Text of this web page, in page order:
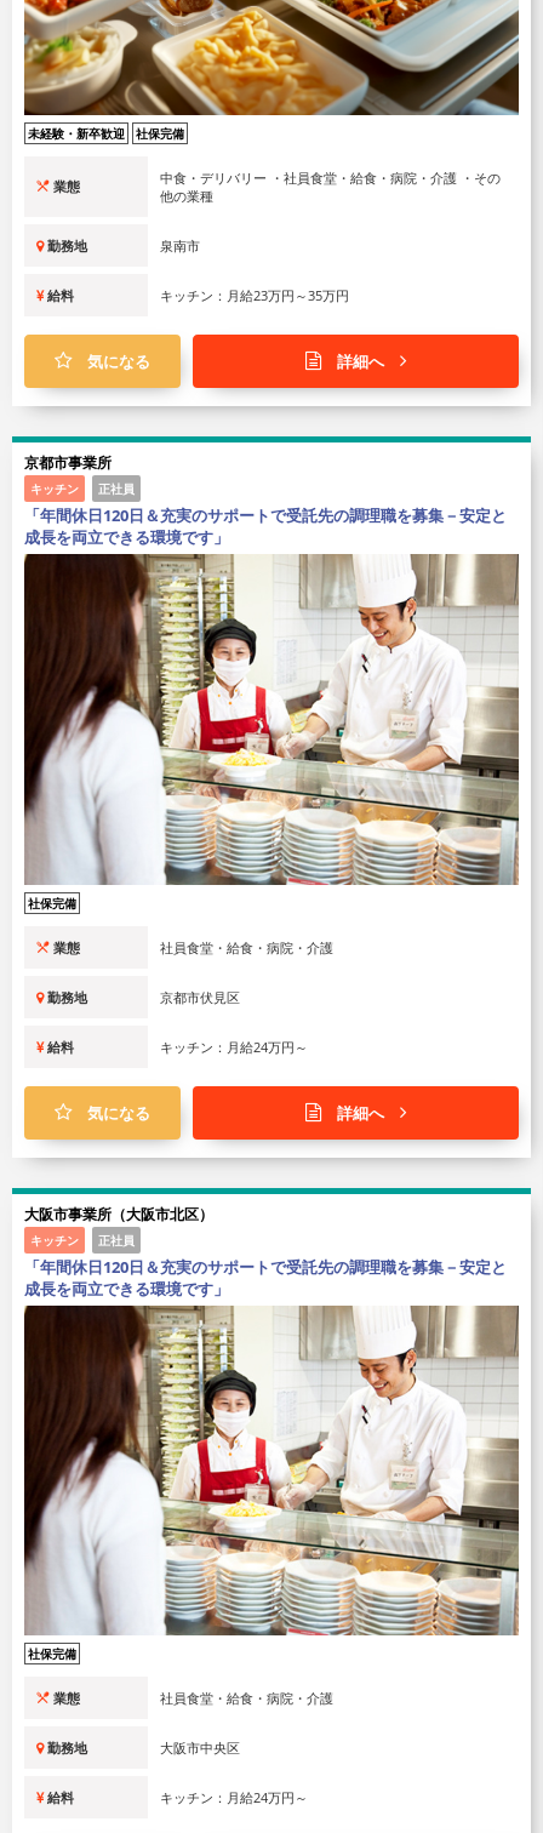
未経験・新卒歓迎 社保完備
業態
中食・デリバリー ・社員食堂・給食・病院・介護 ・その
他の業種
勤務地 泉南市
給料 キッチン：月給23万円～35万円
気になる 詳細へ
京都市事業所
キッチン 正社員
「年間休日120日＆充実のサポートで受託先の調理職を募集－安定と
成長を両立できる環境です」
社保完備
業態 社員食堂・給食・病院・介護
勤務地 京都市伏見区
給料 キッチン：月給24万円～
気になる 詳細へ
大阪市事業所（大阪市北区）
キッチン 正社員
「年間休日120日＆充実のサポートで受託先の調理職を募集－安定と
成長を両立できる環境です」
社保完備
業態 社員食堂・給食・病院・介護
勤務地 大阪市中央区
給料 キッチン：月給24万円～